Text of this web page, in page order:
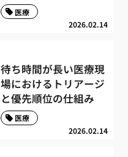
2026.02.14
医療
待ち時間が長い医療現
場におけるトリアージ
と優先順位の仕組み
2026.02.14
医療